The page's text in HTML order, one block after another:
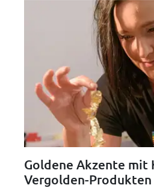
Goldene Akzente mit
Vergolden-Produkten